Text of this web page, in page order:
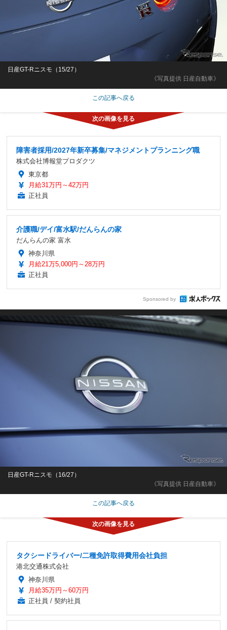
《写真提供 日産自動車》
日産GT-Rニスモ（15/27）
この記事へ戻る
障害者採用/2027年新卒募集/マネジメントプランニング職
株式会社博報堂プロダクツ
東京都
月給31万円～42万円
正社員
介護職/デイ/富水駅/だんらんの家
だんらんの家 富水
神奈川県
月給21万5,000円～28万円
正社員
Sponsored by
《写真提供 日産自動車》
日産GT-Rニスモ（16/27）
この記事へ戻る
タクシードライバー/二種免許取得費用会社負担
港北交通株式会社
神奈川県
月給35万円～60万円
正社員 / 契約社員